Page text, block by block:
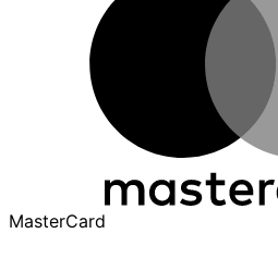
MasterCard